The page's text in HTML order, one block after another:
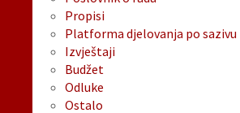
Propisi
Platforma djelovanja po sazivu
Izvještaji
Budžet
Odluke
Ostalo